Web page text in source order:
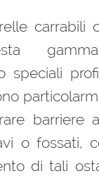
carrabili
speciali
barriere
o fossati,
di tali